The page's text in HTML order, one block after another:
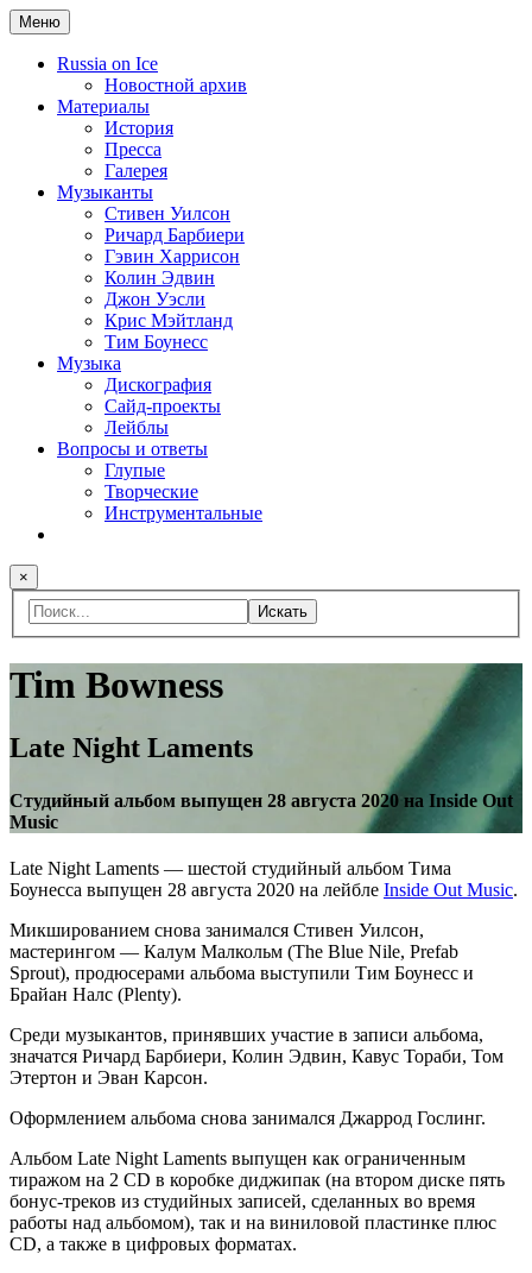
Меню
Russia on Ice
Новостной архив
Материалы
История
Пресса
Галерея
Музыканты
Стивен Уилсон
Ричард Барбиери
Гэвин Харрисон
Колин Эдвин
Джон Уэсли
Крис Мэйтланд
Тим Боунесс
Музыка
Дискография
Сайд-проекты
Лейблы
Вопросы и ответы
Глупые
Творческие
Инструментальные
×
Искать
Tim Bowness
Late Night Laments
Студийный альбом выпущен 28 августа 2020 на Inside Out
Music
Late Night Laments — шестой студийный альбом Тима
Боунесса выпущен 28 августа 2020 на лейбле Inside Out Music.
Микшированием снова занимался Стивен Уилсон,
мастерингом — Калум Малкольм (The Blue Nile, Prefab
Sprout), продюсерами альбома выступили Тим Боунесс и
Брайан Налс (Plenty).
Среди музыкантов, принявших участие в записи альбома,
значатся Ричард Барбиери, Колин Эдвин, Кавус Тораби, Том
Этертон и Эван Карсон.
Оформлением альбома снова занимался Джаррод Гослинг.
Альбом Late Night Laments выпущен как ограниченным
тиражом на 2 CD в коробке диджипак (на втором диске пять
бонус-треков из студийных записей, сделанных во время
работы над альбомом), так и на виниловой пластинке плюс
CD, а также в цифровых форматах.